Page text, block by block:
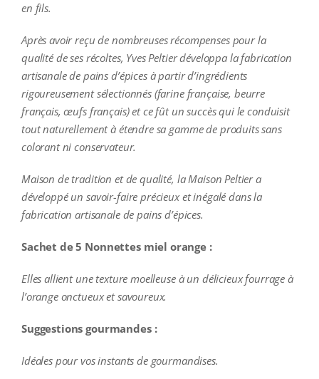
en fils.
Après avoir reçu de nombreuses récompenses pour la
qualité de ses récoltes, Yves Peltier développa la fabrication
artisanale de pains d’épices à partir d’ingrédients
rigoureusement sélectionnés (farine française, beurre
français, œufs français) et ce fût un succès qui le conduisit
tout naturellement à étendre sa gamme de produits sans
colorant ni conservateur.
Maison de tradition et de qualité, la Maison Peltier a
développé un savoir-faire précieux et inégalé dans la
fabrication artisanale de pains d’épices.
Sachet de 5 Nonnettes miel orange :
Elles allient une texture moelleuse à un délicieux fourrage à
l’orange onctueux et savoureux.
Suggestions gourmandes :
Idéales pour vos instants de gourmandises.